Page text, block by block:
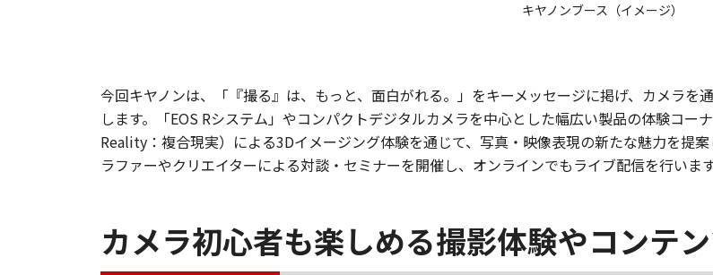
キヤノンブース（イメージ）
今回キヤノンは、「『撮る』は、もっと、面白がれる。」をキーメッセージに掲げ、カメラ
します。「EOS Rシステム」やコンパクトデジタルカメラを中心とした幅広い製品の体験コ
Reality：複合現実）による3Dイメージング体験を通じて、写真・映像表現の新たな魅力を提
ラファーやクリエイターによる対談・セミナーを開催し、オンラインでもライブ配信を行います
カメラ初心者も楽しめる撮影体験やコンテ